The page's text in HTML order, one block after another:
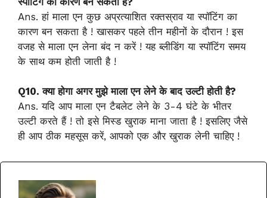
Ans. हां माला एन कुछ अप्रत्याशित रक्तस्राव या स्पॉटिंग का
कारण बन सकता है ! खासकर पहले तीन महीनों के दौरान ! इस
वजह से माला एन लेना बंद न करें ! यह ब्लीडिंग या स्पॉटिंग समय
के साथ कम होती जाती है !
Q10. क्या होगा अगर मुझे माला एन लेने के बाद उल्टी होती है?
Ans. यदि आप माला एन टैबलेट लेने के 3-4 घंटे के भीतर
उल्टी करते हैं ! तो इसे मिस्ड खुराक माना जाता है ! इसलिए जैसे
ही आप ठीक महसूस करें, आपको एक और खुराक लेनी चाहिए !